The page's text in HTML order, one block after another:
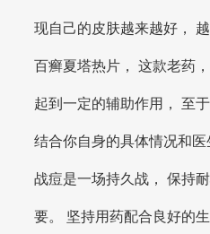
现自己的皮肤越来越好， 越
百癣夏塔热片， 这款老药
起到一定的辅助作用， 至
结合你自身的具体情况和医
战痘是一场持久战， 保持
要。 坚持用药配合良好的